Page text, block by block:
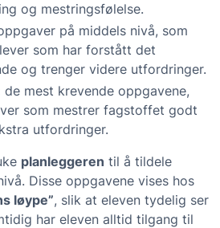
og mestringsfølelse.
på middels nivå, som
som har forstått det
og trenger videre utfordringer.
de mest krevende oppgavene,
som mestrer fagstoffet godt
utfordringer.
planleggeren til å tildele
Disse oppgavene vises hos
løype”, slik at eleven tydelig ser
har eleven alltid tilgang til